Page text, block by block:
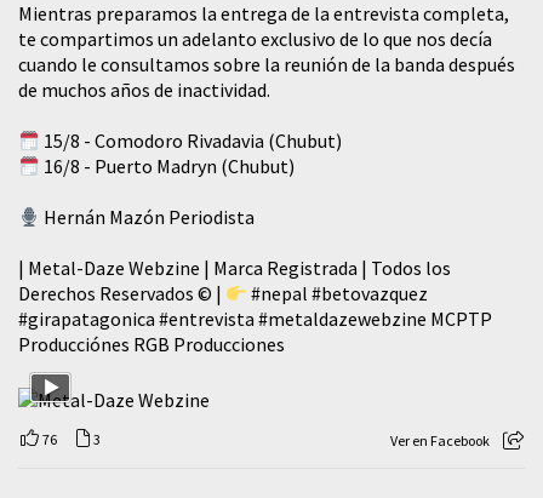
Mientras preparamos la entrega de la entrevista completa,
te compartimos un adelanto exclusivo de lo que nos decía
cuando le consultamos sobre la reunión de la banda después
de muchos años de inactividad.
15/8 - Comodoro Rivadavia (Chubut)
16/8 - Puerto Madryn (Chubut)
Hernán Mazón Periodista
| Metal-Daze Webzine | Marca Registrada | Todos los
Derechos Reservados © |
#nepal #betovazquez
#girapatagonica #entrevista #metaldazewebzine MCPTP
Producciónes RGB Producciones
76 3 Ver en Facebook